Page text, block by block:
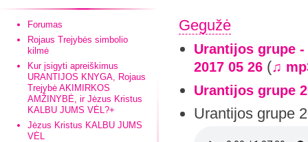
Forumas
Rojaus Trejybės simbolio
kilmė
Kur įsigyti apreiškimus
URANTIJOS KNYGA, Rojaus
Trejybė AKIMIRKOS
AMŽINYBĖ, ir Jėzus Kristus
KALBU JUMS VĖL?+
Jėzus Kristus KALBU JUMS
VĖL
Gegužė
Urantijos grupe
2017 05 26 (♫
Urantijos grupe
Urantijos grupe